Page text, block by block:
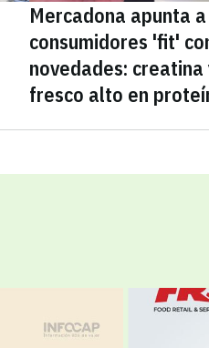
Mercadona apunta
consumidores 'fit'
novedades: creatina
fresco alto en